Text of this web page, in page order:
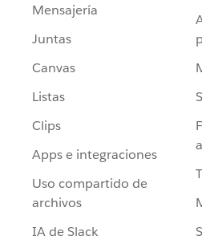
Mensajería
Juntas
Canvas
Listas
Clips
Apps e integraciones
Uso compartido de
archivos
IA de Slack